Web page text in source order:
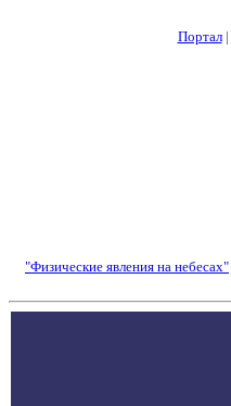
Портал|
"Физические явления на небесах"